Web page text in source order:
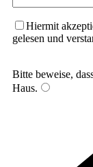
Hiermit
gelesen und
Bitte beweise,
Haus.